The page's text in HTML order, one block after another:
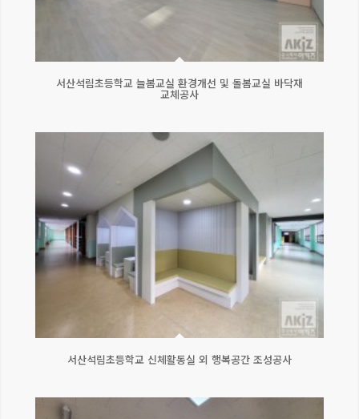
서산석림초등학교 늘봄교실 환경개선 및 돌봄교실 바닥재
교체공사
서산석림초등학교 신체활동실 외 행복공간 조성공사